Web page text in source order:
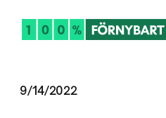
9/14/2022